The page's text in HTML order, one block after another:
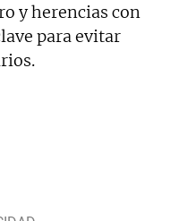
y herencias con
para evitar